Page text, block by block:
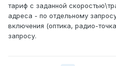
тариф с заданной
адреса - по отдельному
включения (оптика, радио-
запросу.